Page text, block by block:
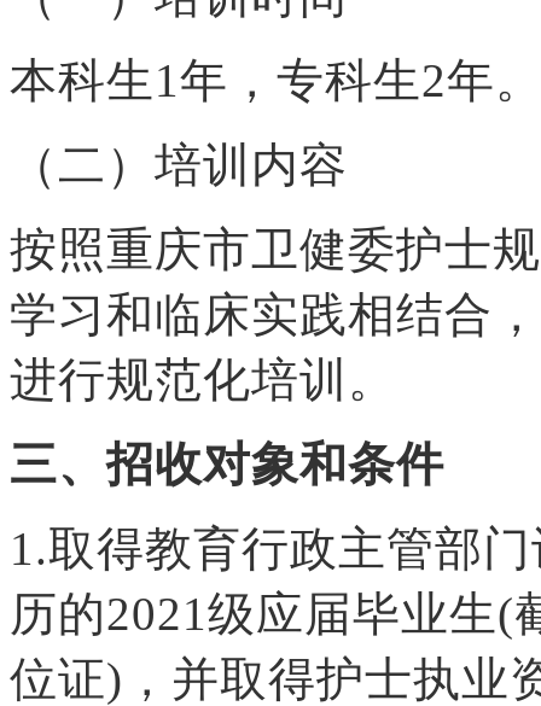
本科生1年，专科生2年
（二） 培训内容
按照重庆市卫健委护士
学习和临床实践相结合
进行规范化培训。
三、招收对象和条件
1.取得教育行政主管部
历的2021级应届毕业生(
位证)，并取得护士执业